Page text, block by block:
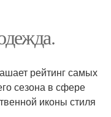
рейтинг самых
сезона в сфере
иконы стиля